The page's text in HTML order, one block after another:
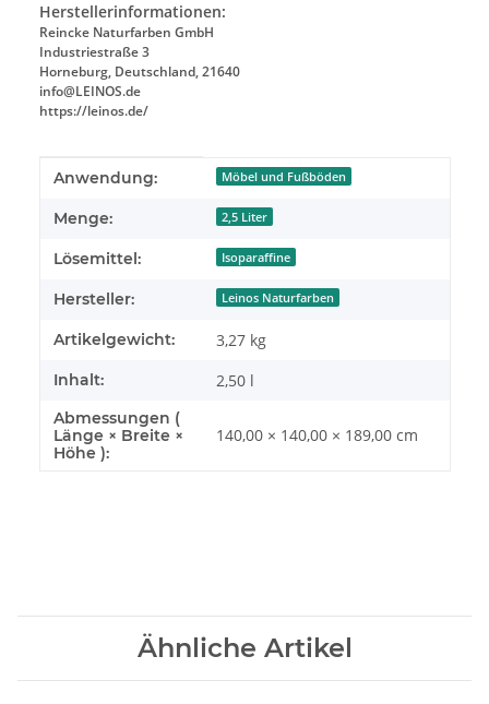
Herstellerinformationen:
Reincke Naturfarben GmbH
Industriestraße 3
Horneburg, Deutschland, 21640
info@LEINOS.de
https://leinos.de/
Produkteigenschaft
Wert
Anwendung: Möbel und Fußböden
Menge: 2,5 Liter
Lösemittel: Isoparaffine
Hersteller: Leinos Naturfarben
Artikelgewicht: 3,27 kg
Inhalt: 2,50 l
Abmessungen (
Länge × Breite ×
Höhe ):
140,00 × 140,00 × 189,00 cm
Ähnliche Artikel